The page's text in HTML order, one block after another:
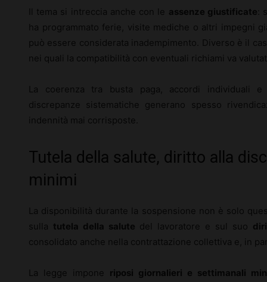
Il tema si intreccia anche con le assenze giustificate
ha programmato ferie, visite mediche o altri impegni
può essere considerata inadempimento. Diverso è il
nei quali la compatibilità con eventuali richiami va
La coerenza tra busta paga, accordi individuali e
discrepanze sistematiche generano spesso
indennità mai corrisposte.
Tutela della salute, diritto alla
minimi
La disponibilità durante la sospensione non è solo
sulla tutela della salute del lavoratore e sul suo
consolidato anche nella contrattazione collettiva e, in
La legge impone riposi giornalieri e settimanali